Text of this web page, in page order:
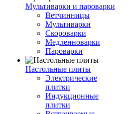
Мультиварки и пароварки
Ветчинницы
Мультиварки
Скороварки
Медленноварки
Пароварки
Настольные плиты
Электрические
плитки
Индукционные
плитки